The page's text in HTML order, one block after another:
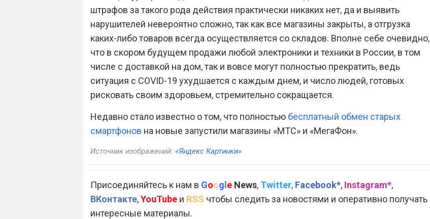
штрафов за такого рода действия практически никаких нет, да и выявить
нарушителей невероятно сложно, так как все магазины закрыты, а отгрузка
каких-либо товаров всегда осуществляется со складов. Вполне себе очевидно,
что в скором будущем продажи любой электроники и техники в России, в том
числе с доставкой на дом, так и вовсе могут полностью прекратить, ведь
ситуация с COVID-19 ухудшается с каждым днем, и число людей, готовых
рисковать своим здоровьем, стремительно сокращается.
Недавно стало известно о том, что полностью бесплатный обмен старых
смартфонов на новые запустили магазины «МТС» и «МегаФон».
Источник изображений: «Яндекс Картинки»
Присоединяйтесь к нам в Google News, Twitter, Facebook*, Instagram*,
ВКонтакте,YouTube и RSS чтобы следить за новостями и оперативно получать
интересные материалы.